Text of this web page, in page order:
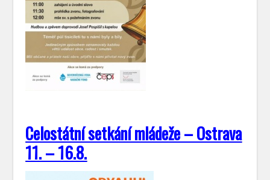
Celostátní setkání mládeže – Ostrava
11. – 16.8.